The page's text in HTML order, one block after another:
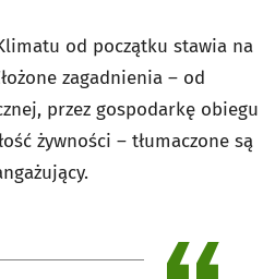
od początku stawia na
zagadnienia – od
przez gospodarkę obiegu
żywności – tłumaczone są